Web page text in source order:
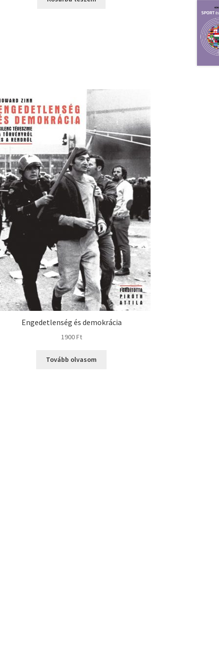
Engedetlenség és demokrácia
1900Ft
Tovább olvasom